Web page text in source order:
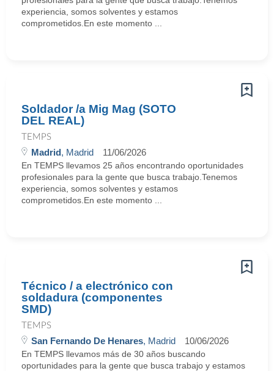
experiencia, somos solventes y estamos
comprometidos.En este momento ...
Soldador /a Mig Mag (SOTO
DEL REAL)
TEMPS
Madrid, Madrid 11/06/2026
En TEMPS llevamos 25 años encontrando oportunidades
profesionales para la gente que busca trabajo.Tenemos
experiencia, somos solventes y estamos
comprometidos.En este momento ...
Técnico / a electrónico con
soldadura (componentes
SMD)
TEMPS
San Fernando De Henares, Madrid 10/06/2026
En TEMPS llevamos más de 30 años buscando
oportunidades para la gente que busca trabajo y estamos